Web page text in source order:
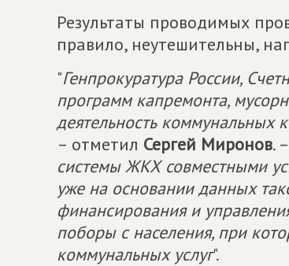
Результаты проводимых
правило, неутешительны,
"Генпрокуратура России,
программ капремонта,
деятельность коммунальных
– отметил Сергей Миронов. –
системы ЖКХ совместными
уже на основании данных
финансирования и
поборы с населения, при
коммунальных услуг".